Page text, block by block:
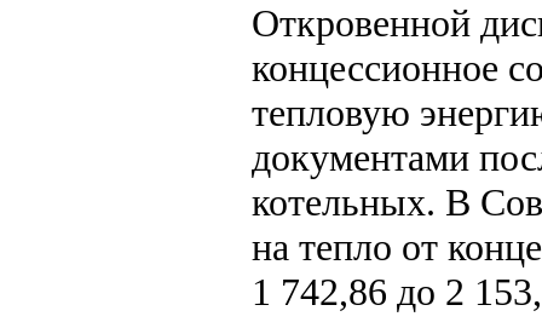
Откровенной
концессионное
тепловую
документами
котельных. В
на тепло от
1 742,86 до 2